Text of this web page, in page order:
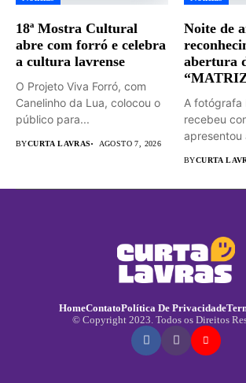
18ª Mostra Cultural
abre com forró e celebra
a cultura lavrense
O Projeto Viva Forró, com
Canelinho da Lua, colocou o
público para...
BYCURTA LAVRAS AGOSTO 7, 2026
Noite de
abertura
A fotógrafa
recebeu
apresentou
BYCURTA
HomeContatoPolítica De Privacidade
© Copyright 2023. Todos os Direitos